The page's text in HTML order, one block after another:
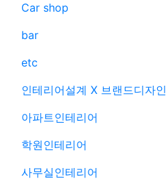
Car shop
bar
etc
인테리어설계 X 브랜드디자인
아파트인테리어
학원인테리어
사무실인테리어